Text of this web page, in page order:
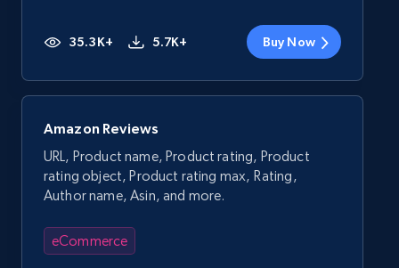
35.3K+ 5.7K+ Buy Now
Amazon Reviews
URL, Product name, Product rating, Product
rating object, Product rating max, Rating,
Author name, Asin, and more.
eCommerce